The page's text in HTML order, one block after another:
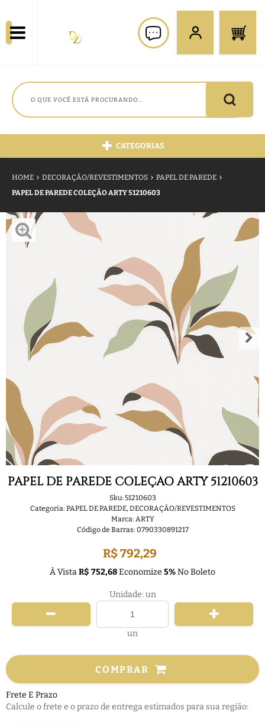
CATEGORIAS
HOME DECORAÇÃO/REVESTIMENTOS
PAPEL DE PAREDE
PAPEL DE PAREDE COLEÇÃO ARTY 51210603
PAPEL DE PAREDE COLEÇÃO ARTY 51210603
Sku: 51210603
Categoria: PAPEL DE PAREDE,DECORAÇÃO/REVESTIMENTOS
Marca: ARTY
Código de Barras: 0790330891217
R$ 792,29
À VistaR$ 752,68Economize 5%No Boleto
Unidade: un
un
COMPRAR
Frete E Prazo
Calcule o frete e o prazo de entrega estimados para sua região: